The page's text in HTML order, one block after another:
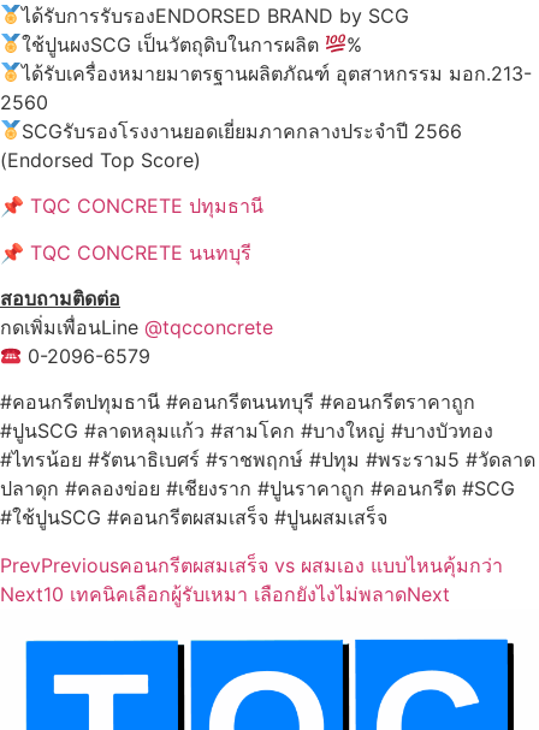
ได้รับการรับรองENDORSED BRAND by SCG
ใช้ปูนผงSCG เป็นวัตถุดิบในการผลิต
%
ได้รับเครื่องหมายมาตรฐานผลิตภัณฑ์ อุตสาหกรรม มอก.213-
2560
SCGรับรองโรงงานยอดเยี่ยมภาคกลางประจำปี 2566
(Endorsed Top Score)
📌 TQC CONCRETE ปทุมธานี
📌 TQC CONCRETE นนทบุรี
สอบถามติดต่อ
กดเพิ่มเพื่อนLine @tqcconcrete
0-2096-6579
#คอนกรีตปทุมธานี #คอนกรีตนนทบุรี #คอนกรีตราคาถูก
#ปูนSCG #ลาดหลุมแก้ว #สามโคก #บางใหญ่ #บางบัวทอง
#ไทรน้อย #รัตนาธิเบศร์ #ราชพฤกษ์ #ปทุม #พระราม5 #วัดลาด
ปลาดุก #คลองข่อย #เชียงราก #ปูนราคาถูก #คอนกรีต #SCG
#ใช้ปูนSCG #คอนกรีตผสมเสร็จ #ปูนผสมเสร็จ
PrevPreviousคอนกรีตผสมเสร็จ vs ผสมเอง แบบไหนคุ้มกว่า
Next10 เทคนิคเลือกผู้รับเหมา เลือกยังไงไม่พลาดNext